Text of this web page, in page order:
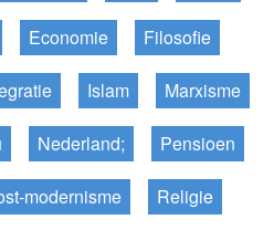
Economie Filosofie
Islam Marxisme
Nederland; Pensioen
modernisme Religie